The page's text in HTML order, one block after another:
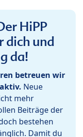
HiPP
dich und
da!
betreuen wir
Neue
mehr
Beiträge der
bestehen
Damit du